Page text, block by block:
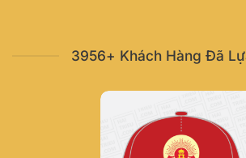
3956+ Khách Hàng Đã